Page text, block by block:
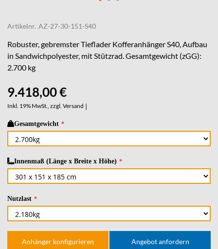
the
beginning
of
the
images
Artikelnr. AZ-27-30-151-S40
Robuster, gebremster Tieflader Kofferanhänger S40, Aufbau
in Sandwichpolyester, mit Stützrad. Gesamtgewicht (zGG):
2.700 kg
9.418,00 €
Inkl. 19% MwSt., zzgl. Versand |
Gesamtgewicht
Innenmaß (Länge x Breite x Höhe)
Nutzlast
Anhänger konfigurieren Angebot anfordern